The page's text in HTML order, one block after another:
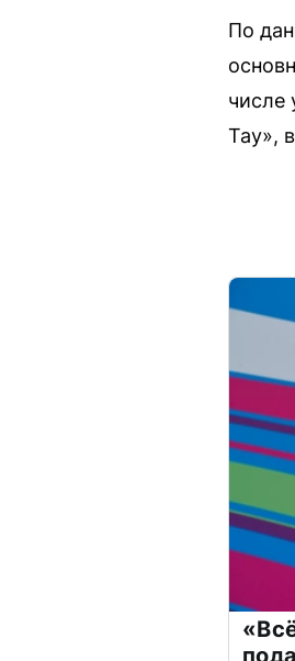
По
числе
Тау»,